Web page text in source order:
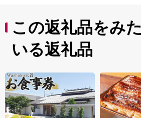
この返礼品をみ
いる返礼品